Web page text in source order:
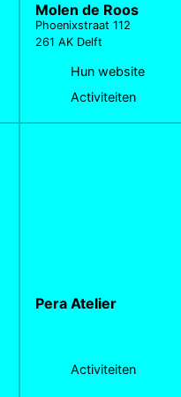
Molen de Roos
Phoenixstraat 112
261 AK Delft
Hun website
Activiteiten
Pera Atelier
Activiteiten